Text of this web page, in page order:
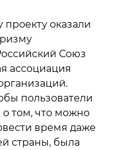
оказали
Союз
ассоциация
пользователи
о том, что можно
время даже
страны, была